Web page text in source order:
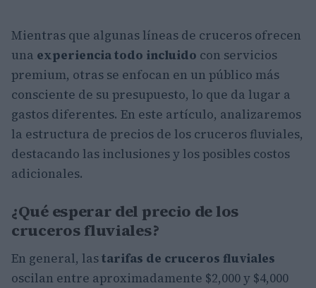
Mientras que algunas líneas de cruceros ofrecen
una experiencia todo incluido con servicios
premium, otras se enfocan en un público más
consciente de su presupuesto, lo que da lugar a
gastos diferentes. En este artículo, analizaremos
la estructura de precios de los cruceros fluviales,
destacando las inclusiones y los posibles costos
adicionales.
¿Qué esperar del precio de los
cruceros fluviales?
En general, lastarifas de cruceros fluviales
oscilan entre aproximadamente $2,000 y $4,000